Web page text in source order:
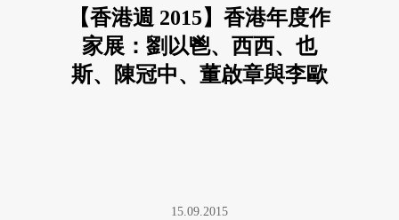
【香港週 2015】香港年度作
家展：劉以鬯、西西、也
斯、陳冠中、董啟章與李歐
15.09.2015